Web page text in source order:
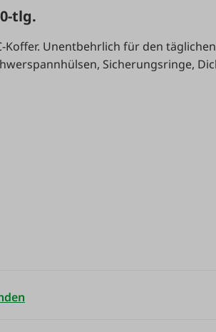
tlg.
Koffer. Unentbehrlich für den
Sicherungsringe,